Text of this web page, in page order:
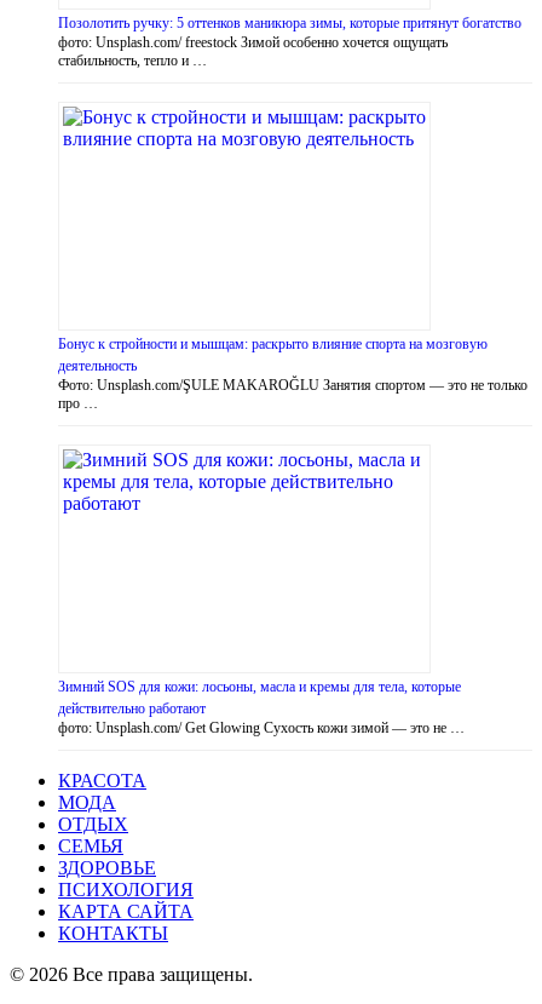
Позолотить ручку: 5 оттенков маникюра зимы, которые притянут богатство
фото: Unsplash.com/ freestock Зимой особенно хочется ощущать
стабильность, тепло и …
Бонус к стройности и мышцам: раскрыто влияние спорта на мозговую
деятельность
Фото: Unsplash.com/ŞULE MAKAROĞLU Занятия спортом — это не только
про …
Зимний SOS для кожи: лосьоны, масла и кремы для тела, которые
действительно работают
фото: Unsplash.com/ Get Glowing Сухость кожи зимой — это не …
КРАСОТА
МОДА
ОТДЫХ
СЕМЬЯ
ЗДОРОВЬЕ
ПСИХОЛОГИЯ
КАРТА САЙТА
КОНТАКТЫ
© 2026 Все права защищены.